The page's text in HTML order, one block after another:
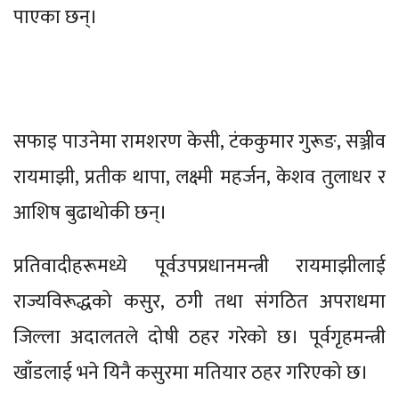
पाएका छन्।
सफाइ पाउनेमा रामशरण केसी, टंककुमार गुरूङ, सञ्जीव
रायमाझी, प्रतीक थापा, लक्ष्मी महर्जन, केशव तुलाधर र
आशिष बुढाथोकी छन्।
प्रतिवादीहरूमध्ये पूर्वउपप्रधानमन्त्री रायमाझीलाई
राज्यविरूद्धको कसुर, ठगी तथा संगठित अपराधमा
जिल्ला अदालतले दोषी ठहर गरेको छ। पूर्वगृहमन्त्री
खाँडलाई भने यिनै कसुरमा मतियार ठहर गरिएको छ।